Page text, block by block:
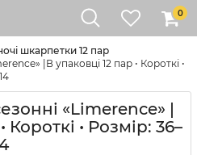
0
шкарпетки 12 пар
|В упаковці 12 пар • Короткі •
«Limerence» |
Короткі • Розмір: 36–